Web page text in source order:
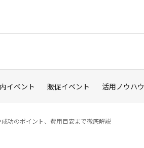
イベント 販促イベント 活用ノウハウ
功のポイント、費用目安まで徹底解説